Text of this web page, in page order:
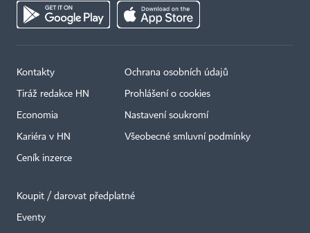
Kontakty
Tiráž redakce HN
Economia
Kariéra v HN
Ceník inzerce
Ochrana osobních údajů
Prohlášení o cookies
Nastavení soukromí
Všeobecné smluvní podmínky
Koupit / darovat předplatné
Eventy